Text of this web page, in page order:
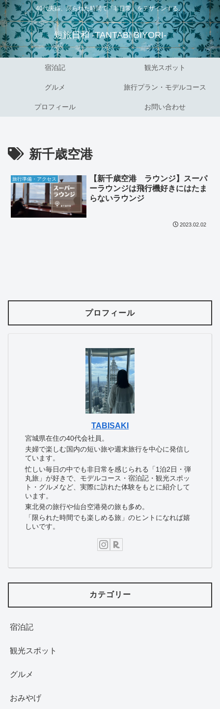
40代夫婦、限られた時間で「非日常」をデザインする。
短旅日和 -TANTABI BIYORI-
宿泊記 観光スポット
グルメ 旅行プラン・モデルコース
プロフィール お問い合わせ
新千歳空港
旅行準備・アクセス
【新千歳空港 ラウンジ】スーパ
ーラウンジは飛行機好きにはたま
らないラウンジ
2023.02.02
プロフィール
TABISAKI
宮城県在住の40代会社員。
夫婦で楽しむ国内の短い旅や週末旅行を中心に発信し
ています。
忙しい毎日の中でも非日常を感じられる「1泊2日・弾
丸旅」が好きで、モデルコース・宿泊記・観光スポッ
ト・グルメなど、実際に訪れた体験をもとに紹介して
います。
東北発の旅行や仙台空港発の旅も多め。
「限られた時間でも楽しめる旅」のヒントになれば嬉
しいです。
カテゴリー
宿泊記
観光スポット
グルメ
おみやげ